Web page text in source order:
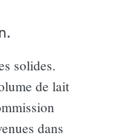
solides.
de lait
dans